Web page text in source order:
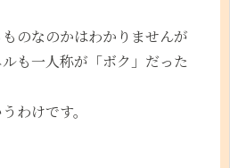
のなのかはわかりませんが
も一人称が「ボク」だった
わけです。